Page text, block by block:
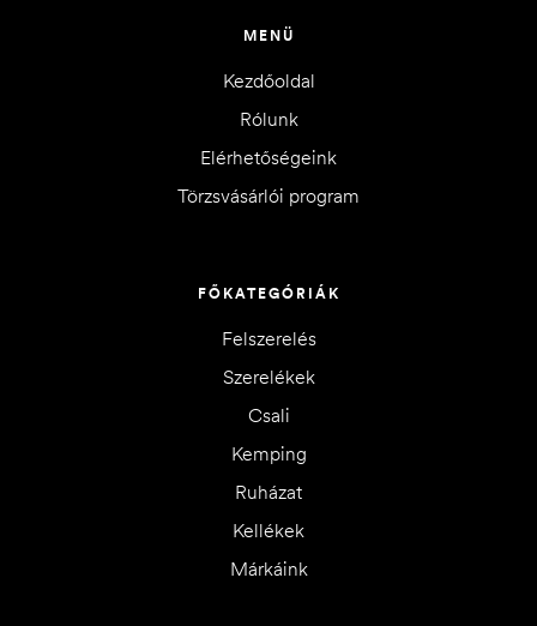
MENÜ
Kezdőoldal
Rólunk
Elérhetőségeink
Törzsvásárlói program
FŐKATEGÓRIÁK
Felszerelés
Szerelékek
Csali
Kemping
Ruházat
Kellékek
Márkáink